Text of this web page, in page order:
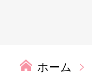
ホーム